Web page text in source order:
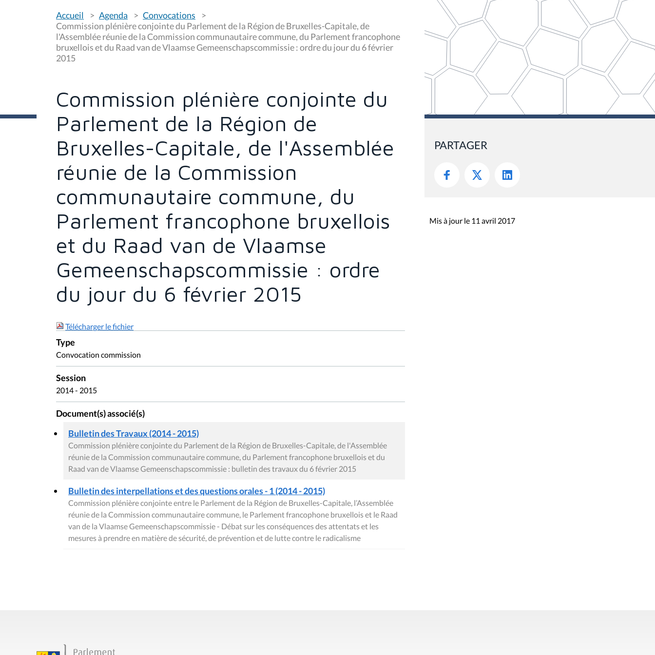
o
u
s
ê
t
e
s
:
Accueil Agenda
Convocations
Commission plénière conjointe du Parlement de la Région de Bruxelles-Capitale, de
l'Assemblée réunie de la Commission communautaire commune, du Parlement francophone
bruxellois et du Raad van de Vlaamse Gemeenschapscommissie : ordre du jour du 6 février
2015
Commission plénière conjointe du
Parlement de la Région de
Bruxelles-Capitale, de l'Assemblée
réunie de la Commission
communautaire commune, du
Parlement francophone bruxellois
et du Raad van de Vlaamse
Gemeenschapscommissie : ordre
du jour du 6 février 2015
Télécharger le fichier
Type
Convocation commission
Session
2014 - 2015
Document(s) associé(s)
Bulletin des Travaux (2014 - 2015)
Commission plénière conjointe du Parlement de la Région de Bruxelles-Capitale, de l'Assemblée
réunie de la Commission communautaire commune, du Parlement francophone bruxellois et du
Raad van de Vlaamse Gemeenschapscommissie : bulletin des travaux du 6 février 2015
Bulletin des interpellations et des questions orales - 1 (2014 - 2015)
Commission plénière conjointe entre le Parlement de la Région de Bruxelles-Capitale, l’Assemblée
réunie de la Commission communautaire commune, le Parlement francophone bruxellois et le Raad
van de la Vlaamse Gemeenschapscommissie - Débat sur les conséquences des attentats et les
mesures à prendre en matière de sécurité, de prévention et de lutte contre le radicalisme
PARTAGER
Mis à jour le 11 avril 2017